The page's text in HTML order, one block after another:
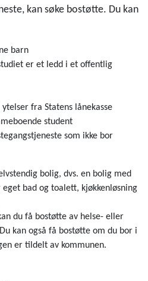
kan søke bostøtte. Du kan
barn
er et ledd i et offentlig
fra Statens lånekasse
student
som ikke bor
bolig, dvs. en bolig med
bad og toalett, kjøkkenløsning
du få bostøtte av helse- eller
kan også få bostøtte om du bor i
er tildelt av kommunen.